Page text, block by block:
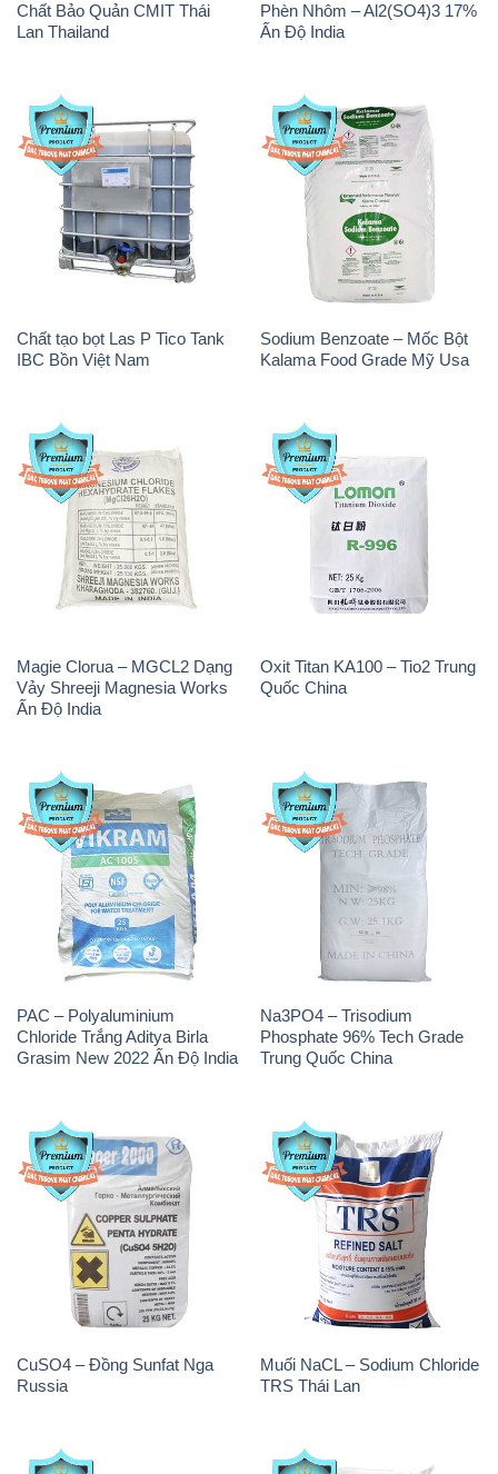
Chất Bảo Quản CMIT Thái
Lan Thailand
Phèn Nhôm – Al2(SO4)3 17%
Ấn Độ India
Chất tạo bọt Las P Tico Tank
IBC Bồn Việt Nam
Sodium Benzoate – Mốc Bột
Kalama Food Grade Mỹ Usa
Magie Clorua – MGCL2 Dạng
Vảy Shreeji Magnesia Works
Ấn Độ India
Oxit Titan KA100 – Tio2 Trung
Quốc China
PAC – Polyaluminium
Chloride Trắng Aditya Birla
Grasim New 2022 Ấn Độ India
Na3PO4 – Trisodium
Phosphate 96% Tech Grade
Trung Quốc China
CuSO4 – Đồng Sunfat Nga
Russia
Muối NaCL – Sodium Chloride
TRS Thái Lan